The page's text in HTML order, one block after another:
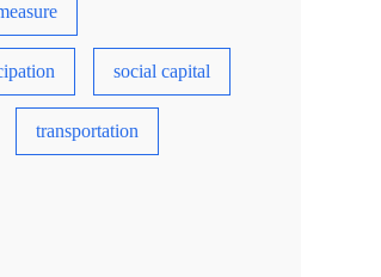
social capital
transportation